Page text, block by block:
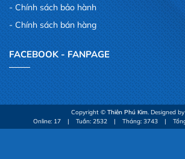
Chính sách bảo hành
Chính sách bán hàng
FACEBOOK - FANPAGE
Copyright © Thiên Phú Kim. Designed
Online: 17
| Tuần: 2532 | Tháng: 3743 |